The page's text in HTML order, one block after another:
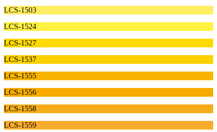
LCS-1503
LCS-1524
LCS-1527
LCS-1537
LCS-1555
LCS-1556
LCS-1558
LCS-1559